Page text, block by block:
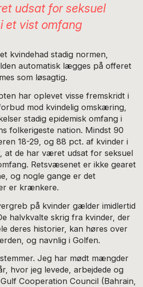
udsat for seksuel
et vist omfang
kvindehad stadig normen,
automatisk lægges på offeret
som løsagtig.
har oplevet visse fremskridt i
mod kvindelig omskæring,
stadig epidemisk omfang i
folkerigeste nation. Mindst 90
18-29, og 88 pct. af kvinder i
at de har været udsat for seksuel
Retsvæsenet er ikke gearet
og nogle gange er det
er krænkere.
på kvinder gælder imidlertid
halvkvalte skrig fra kvinder, der
deres historier, kan høres over
og navnlig i Golfen.
Jeg har mødt mængder
hvor jeg levede, arbejdede og
Cooperation Council (Bahrain,